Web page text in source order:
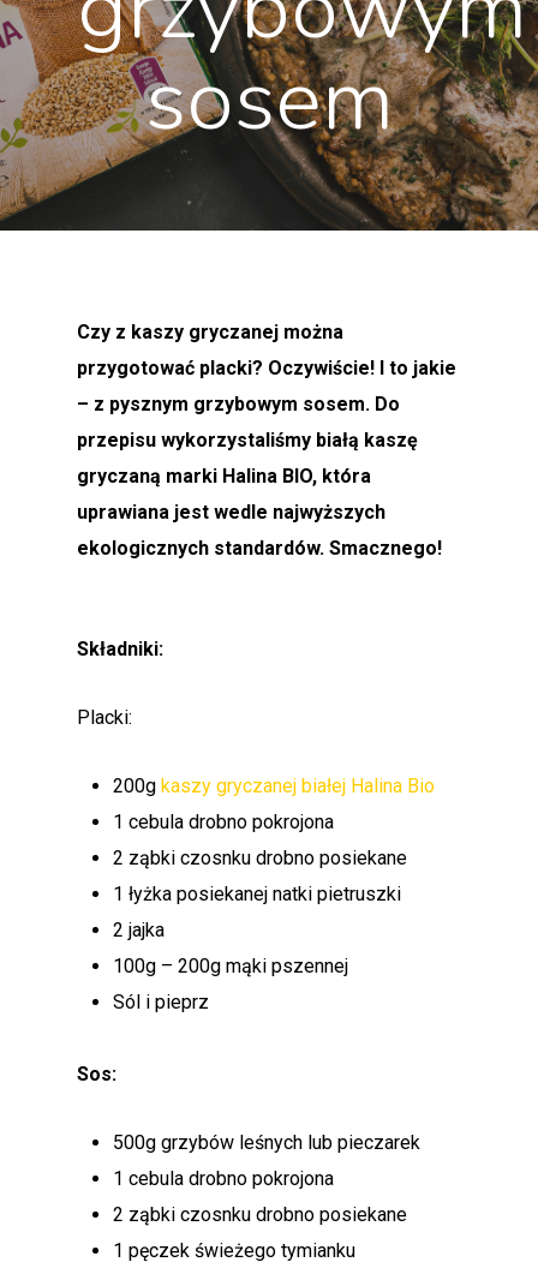
sosem
Czy z kaszy gryczanej można
przygotować placki? Oczywiście! I to jakie
– z pysznym grzybowym sosem. Do
przepisu wykorzystaliśmy białą kaszę
gryczaną marki Halina BIO, która
uprawiana jest wedle najwyższych
ekologicznych standardów. Smacznego!
Składniki:
Placki:
200g kaszy gryczanej białej Halina Bio
1 cebula drobno pokrojona
2 ząbki czosnku drobno posiekane
1 łyżka posiekanej natki pietruszki
2 jajka
100g – 200g mąki pszennej
Sól i pieprz
Sos:
500g grzybów leśnych lub pieczarek
1 cebula drobno pokrojona
2 ząbki czosnku drobno posiekane
1 pęczek świeżego tymianku